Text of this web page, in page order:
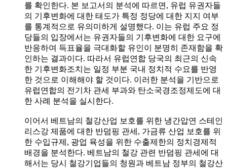
를 확인한다. 본 보고서의 분석에 따르면, 유럽 유권자들
의 기후변화에 대한 태도가 특정 정당에 대한 지지 여부
를 통계적으로 유의미하게 설명했다. 이는 유럽 주요 정
당들의 입장에서는 유권자들의 기후변화에 대한 요구에
반응하여 득표율을 극대화할 유인이 분명히 존재함을 확
인하는 결과이다. 따라서 유럽연합 당국의 최근의 신속
한 기후변화조치는 일정 부분 국내 정치적 수요를 반영
한 것으로 이해해야 할 것이다. 이러한 분석을 기반으로
유럽연합의 전기차 관세 부과와 탄소국경조정제도에 대
한 사례 분석을 실시한다.
이어서 베트남의 철강산업 보호를 위한 냉간압연 스테인
리스강 제품에 대한 반덤핑 관세, 가금류 산업 보호를 위
한 수입규제, 광업 육성을 위한 수출제한의 정치경제적
배경을 분석한다. 베트남의 철강 관련 반덤핑 관세에 대
해서는 당시 철강기업들의 청원과 베트남 정부의 철강산